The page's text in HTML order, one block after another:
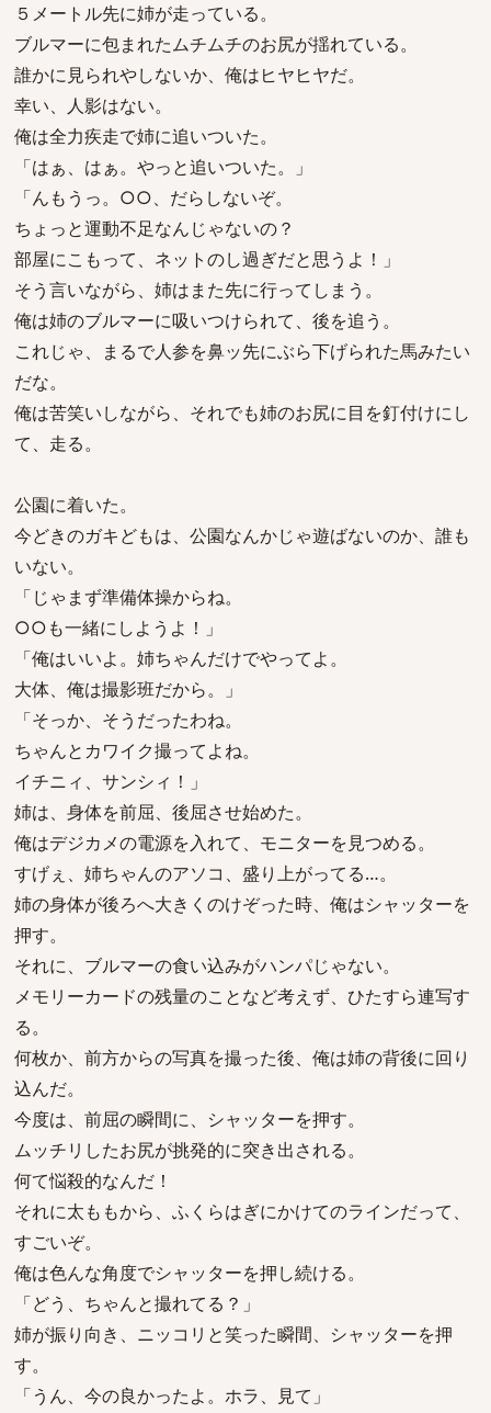
５メートル先に姉が走っている。
ブルマーに包まれたムチムチのお尻が揺れている。
誰かに見られやしないか、俺はヒヤヒヤだ。
幸い、人影はない。
俺は全力疾走で姉に追いついた。
「はぁ、はぁ。やっと追いついた。」
「んもうっ。○○、だらしないぞ。
ちょっと運動不足なんじゃないの？
部屋にこもって、ネットのし過ぎだと思うよ！」
そう言いながら、姉はまた先に行ってしまう。
俺は姉のブルマーに吸いつけられて、後を追う。
これじゃ、まるで人参を鼻ッ先にぶら下げられた馬みたい
だな。
俺は苦笑いしながら、それでも姉のお尻に目を釘付けにし
て、走る。
公園に着いた。
今どきのガキどもは、公園なんかじゃ遊ばないのか、誰も
いない。
「じゃまず準備体操からね。
○○も一緒にしようよ！」
「俺はいいよ。姉ちゃんだけでやってよ。
大体、俺は撮影班だから。」
「そっか、そうだったわね。
ちゃんとカワイク撮ってよね。
イチニィ、サンシィ！」
姉は、身体を前屈、後屈させ始めた。
俺はデジカメの電源を入れて、モニターを見つめる。
すげぇ、姉ちゃんのアソコ、盛り上がってる…。
姉の身体が後ろへ大きくのけぞった時、俺はシャッターを
押す。
それに、ブルマーの食い込みがハンパじゃない。
メモリーカードの残量のことなど考えず、ひたすら連写す
る。
何枚か、前方からの写真を撮った後、俺は姉の背後に回り
込んだ。
今度は、前屈の瞬間に、シャッターを押す。
ムッチリしたお尻が挑発的に突き出される。
何て悩殺的なんだ！
それに太ももから、ふくらはぎにかけてのラインだって、
すごいぞ。
俺は色んな角度でシャッターを押し続ける。
「どう、ちゃんと撮れてる？」
姉が振り向き、ニッコリと笑った瞬間、シャッターを押
す。
「うん、今の良かったよ。ホラ、見て」